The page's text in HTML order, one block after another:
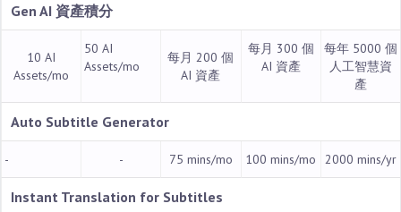
Gen AI 資產積分
10 AI
Assets/mo
50 AI
Assets/mo
每月 200 個
AI 資產
每月 300 個
AI 資產
每年 5000 個
人工智慧資
產
Auto Subtitle Generator
- - 75 mins/mo 100 mins/mo 2000 mins/yr
Instant Translation for Subtitles